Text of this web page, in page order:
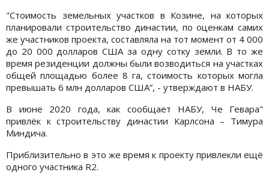
"Стоимость земельных участков в Козине, на которых
планировали строительство династии, по оценкам самих
же участников проекта, составляла на тот момент от 4 000
до 20 000 долларов США за одну сотку земли. В то же
время резиденции должны были возводиться на участках
общей площадью более 8 га, стоимость которых могла
превышать 6 млн долларов США”, - утверждают в НАБУ.
В июне 2020 года, как сообщает НАБУ, Че Гевара"
привлёк к строительству династии Карлсона – Тимура
Миндича.
Приблизительно в это же время к проекту привлекли ещё
одного участника R2.